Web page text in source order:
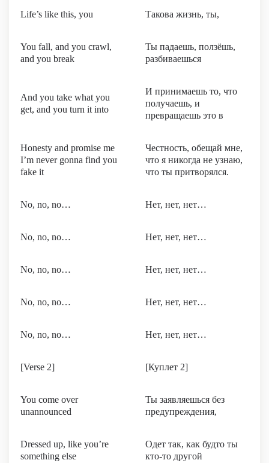
Life’s like this, you Такова жизнь, ты,
You fall, and you crawl,
and you break
Ты падаешь, ползёшь,
разбиваешься
And you take what you
get, and you turn it into
И принимаешь то, что
получаешь, и
превращаешь это в
Honesty and promise me
I’m never gonna find you
fake it
Честность, обещай мне,
что я никогда не узнаю,
что ты притворялся.
No, no, no… Нет, нет, нет…
No, no, no… Нет, нет, нет…
No, no, no… Нет, нет, нет…
No, no, no… Нет, нет, нет…
No, no, no… Нет, нет, нет…
[Verse 2] [Куплет 2]
You come over
unannounced
Ты заявляешься без
предупреждения,
Dressed up, like you’re
something else
Одет так, как будто ты
кто-то другой